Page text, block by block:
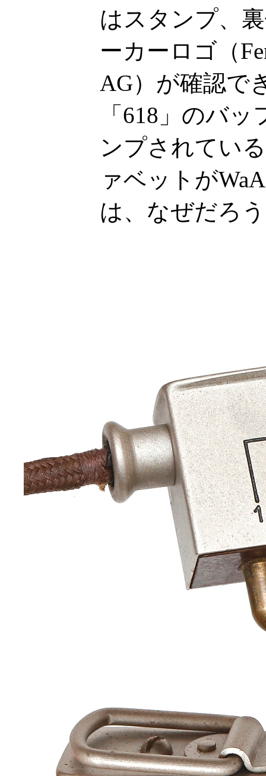
はスタンプ、
ーカーロゴ（
AG）が確認で
「618」のバ
ンプされてい
ァベットが
は、なぜだろ